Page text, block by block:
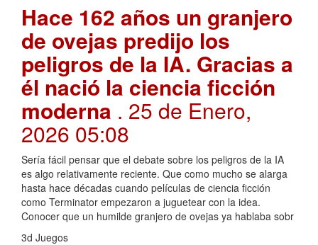
Hace 162 años un granjero
de ovejas predijo los
peligros de la IA. Gracias a
él nació la ciencia ficción
moderna . 25 de Enero,
2026 05:08
Sería fácil pensar que el debate sobre los peligros de la IA
es algo relativamente reciente. Que como mucho se alarga
hasta hace décadas cuando películas de ciencia ficción
como Terminator empezaron a juguetear con la idea.
Conocer que un humilde granjero de ovejas ya hablaba sobr
3d Juegos